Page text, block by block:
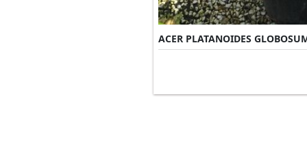
ACER PLATANOIDES